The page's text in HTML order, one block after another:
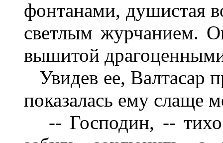
фонтанами, душистая
светлым журчанием.
вышитой
Увидев ее, Валтасар
показалась ему слаще
-- Господин, -- тихо